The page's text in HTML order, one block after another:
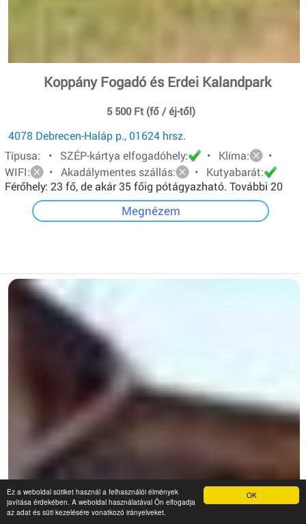
OK
Ez a weboldal sütiket használ a felhasználói élmények
javítása érdekében. A weboldal használatával Ön elfogadja
az adat és süti kezelésére vonatkozó irányelveket.
Koppány Fogadó és Erdei Kalandpark
5 500 Ft (fő / éj-től)
4078 Debrecen-Haláp p., 01624 hrsz.
Típusa: • SZÉP-kártya elfogadóhely:
• Klíma:
•
WIFI:
• Akadálymentes szállás:
• Kutyabarát:
Férőhely: 23 fő, de akár 35 főig pótágyazható. További 20
főt pedig sátorban tudunk elhelyezni.
Megnézem